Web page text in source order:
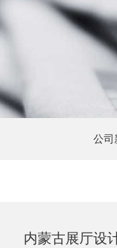
公司